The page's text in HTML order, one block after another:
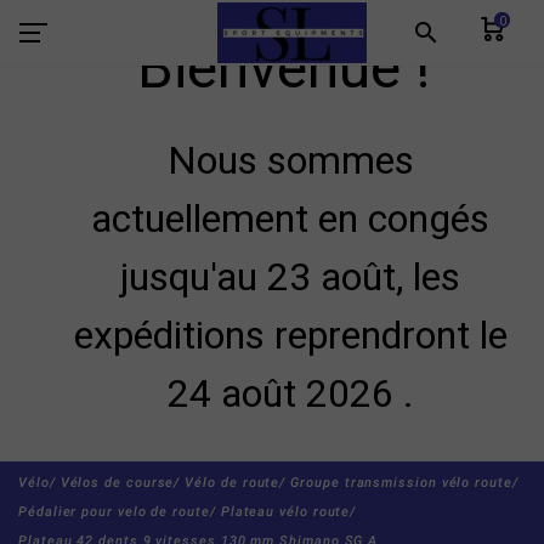
search 0
Bienvenue !
Nous sommes
actuellement en congés
jusqu'au 23 août, les
expéditions reprendront le
24 août 2026 .
Vélo/ Vélos de course/ Vélo de route/ Groupe transmission vélo route/
Pédalier pour velo de route/ Plateau vélo route/